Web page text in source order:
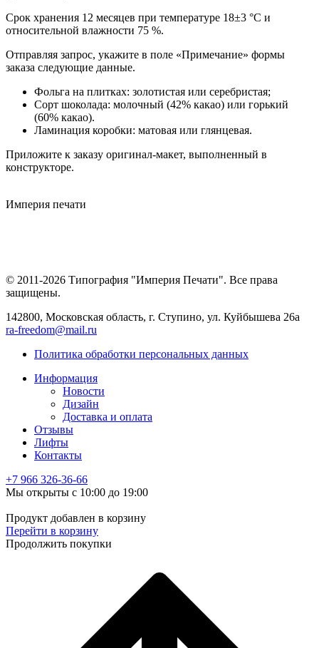
Срок хранения 12 месяцев при температуре 18±3 °C и
относительной влажности 75 %.
Отправляя запрос, укажите в поле «Примечание» формы
заказа следующие данные.
Фольга на плитках: золотистая или серебристая;
Сорт шоколада: молочный (42% какао) или горький
(60% какао).
Ламинация коробки: матовая или глянцевая.
Приложите к заказу оригинал-макет, выполненный в
конструкторе.
Империя печати
© 2011-2026 Типография "Империя Печати". Все права
защищены.
142800, Московская область, г. Ступино, ул. Куйбышева 26а
ra-freedom@mail.ru
Политика обработки персональных данных
Информация
Новости
Дизайн
Доставка и оплата
Отзывы
Лифты
Контакты
+7 966 326-36-66
Мы открыты с 10:00 до 19:00
Продукт добавлен в корзину
Перейти в корзину
Продолжить покупки